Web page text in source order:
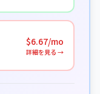
$6.67/mo
詳細を見る →